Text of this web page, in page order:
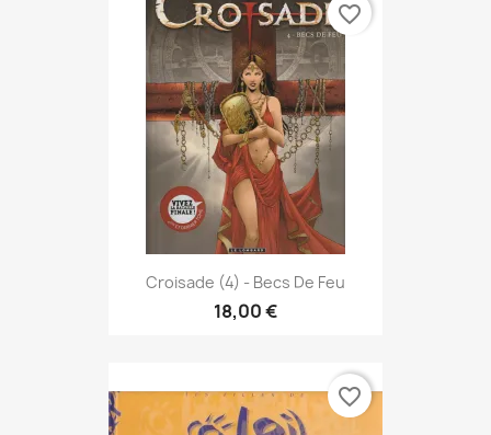
Croisade (4) - Becs De Feu
18,00 €
favorite_border
favorite_border